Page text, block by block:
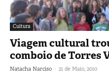
Cultura
Viagem cultural
comboio de Torres
Natacha Narciso - 21 de Maio, 2010